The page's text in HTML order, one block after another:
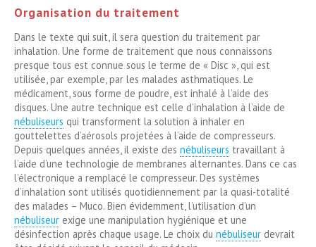
Organisation du traitement
Dans le texte qui suit, il sera question du traitement par
inhalation. Une forme de traitement que nous connaissons
presque tous est connue sous le terme de « Disc », qui est
utilisée, par exemple, par les malades asthmatiques. Le
médicament, sous forme de poudre, est inhalé à l’aide des
disques. Une autre technique est celle d’inhalation à l’aide de
nébuliseurs qui transforment la solution à inhaler en
gouttelettes d’aérosols projetées à l’aide de compresseurs.
Depuis quelques années, il existe des nébuliseurs travaillant à
l’aide d’une technologie de membranes alternantes. Dans ce cas
l’électronique a remplacé le compresseur. Des systèmes
d’inhalation sont utilisés quotidiennement par la quasi-totalité
des malades – Muco. Bien évidemment, l’utilisation d’un
nébuliseur exige une manipulation hygiénique et une
désinfection après chaque usage. Le choix du nébuliseur devrait